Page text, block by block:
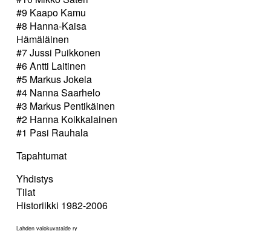
#9 Kaapo Kamu
#8 Hanna-Kaisa
Hämäläinen
#7 Jussi Puikkonen
#6 Antti Laitinen
#5 Markus Jokela
#4 Nanna Saarhelo
#3 Markus Pentikäinen
#2 Hanna Koikkalainen
#1 Pasi Rauhala
Tapahtumat
Yhdistys
Tilat
Historiikki 1982-2006
Lahden valokuvataide ry